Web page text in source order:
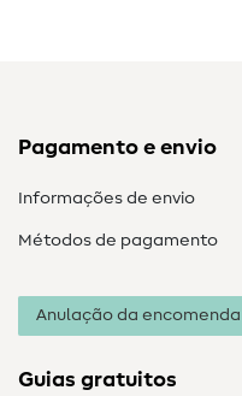
Pagamento e envio
Informações de envio
Métodos de pagamento
Anulação da encomenda
Guias gratuitos